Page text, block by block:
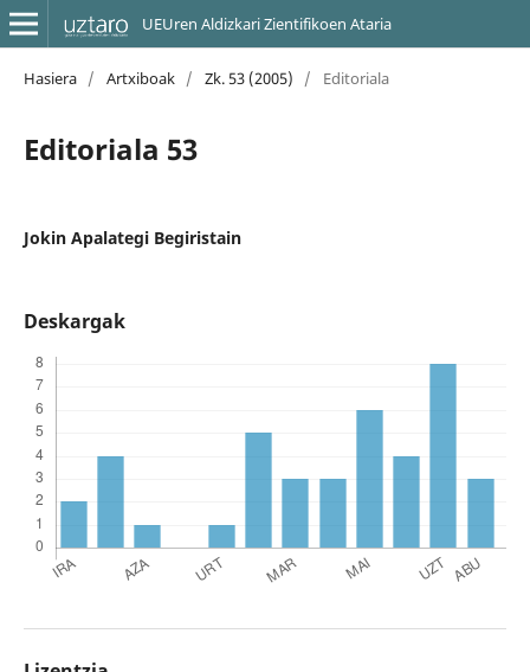
UEUren Aldizkari Zientifikoen Ataria
Hasiera / Artxiboak / Zk. 53 (2005) / Editoriala
Editoriala 53
Jokin Apalategi Begiristain
Deskargak